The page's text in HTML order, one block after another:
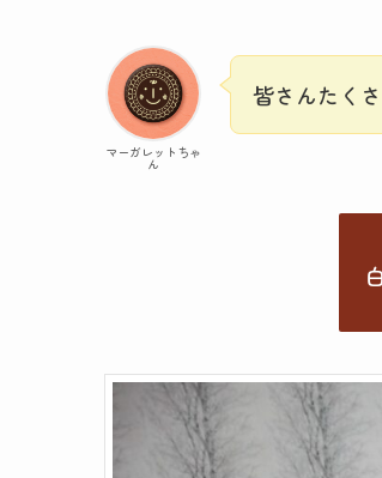
マーガレットちゃ
ん
皆さんたく